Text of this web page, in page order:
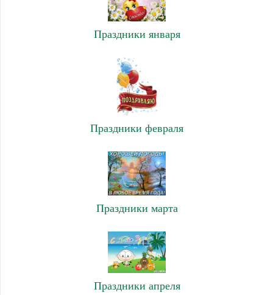
Праздники января
Праздники февраля
Праздники марта
Праздники апреля